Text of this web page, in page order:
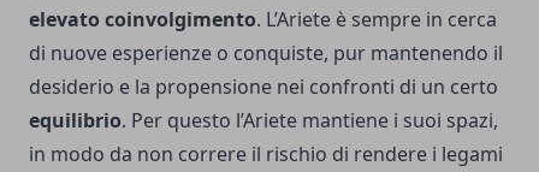
elevato coinvolgimento. L’Ariete è sempre in cerca
di nuove esperienze o conquiste, pur mantenendo il
desiderio e la propensione nei confronti di un certo
equilibrio. Per questo l’Ariete mantiene i suoi spazi,
in modo da non correre il rischio di rendere i legami